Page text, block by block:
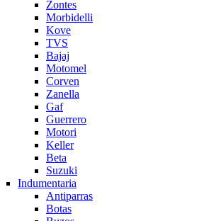
Zontes
Morbidelli
Kove
TVS
Bajaj
Motomel
Corven
Zanella
Gaf
Guerrero
Motori
Keller
Beta
Suzuki
Indumentaria
Antiparras
Botas